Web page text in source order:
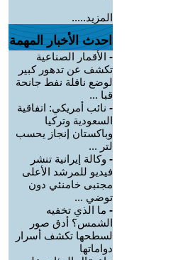
المزيد.....
احدث الأخبار المهمة
- الأقمار الصناعية
تكشف عن تدهور كبير
لوضع ناقلة نفط جانحة
قبا ...
- نائب أمريكي: اتفاقية
السعودية وتركيا
وباكستان إنجاز يحسب
لتر ...
- وكالة إيرانية تنشر
فيديو للمرشد الأعلى
مجتبى خامنئي دون
توضي ...
- ما الذي تخفيه
الشمس؟ أدق صور
لسطحها تكشف أسرار
دواماتها